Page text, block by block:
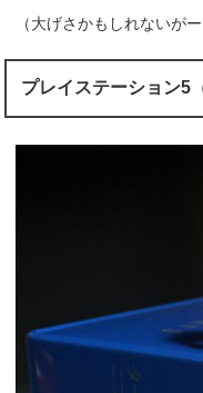
（大げさかもしれないがー
プレイステーション5